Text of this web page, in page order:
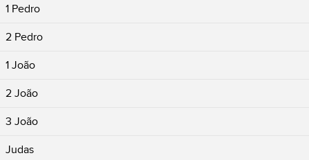
1 Pedro
2 Pedro
1 João
2 João
3 João
Judas